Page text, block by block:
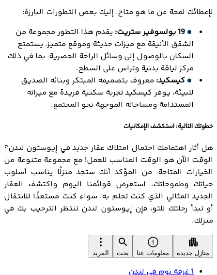
لإعطائك لمحة عن ما هو متاح، إليك بعض التطورات البارزة:
19 بولسوفير ستريت:
يقدم هذا التطور مجموعة من
الشقق الأنيقة مع ميزات حديثة وموقع متميز. يستمتع
السكان بالوصول إلى وسائل الراحة الحصرية، بما في ذلك
مركز لياقة بدنية وتراس على السطح.
كيسكيد: معروف بتصميمه المبتكر وبنائه الصديق
للبيئة، يوفر كيسكيد تجربة سكنية فريدة مع ميزاته
المستدامة ومساحاته الموجهة نحو المجتمع.
خطوتك التالية: استكشف الإمكانيات
هل أثار اهتمامك احتمال امتلاك عقار جديد في إيوستون لندن؟
الوقت الآن هو الوقت المناسب للعمل! مع مجموعة متنوعة من
الخيارات المتاحة، من المؤكد أنك ستجد منزلًا يناسب أسلوب
حياتك وطموحاتك. استعرض قوائمنا اليوم واكتشف العقار
الجديد المثالي الذي كنت تحلم به. سواء كنت مستعدًا للانتقال
أو تبدأ رحلتك للتو، فإن إيوستون لندن تنتظر الترحيب بك في
منزلك.
منازل جديدة معلومات عنا بحث المزيد
1 غرفة نوم في لندن